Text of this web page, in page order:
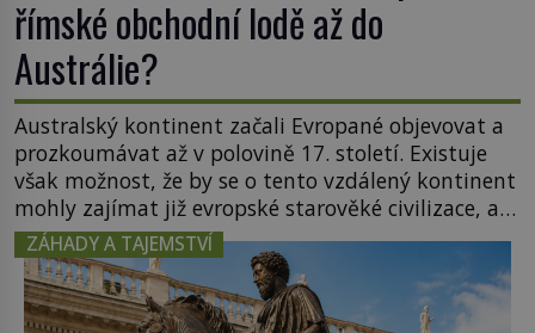
římské obchodní lodě až do
Austrálie?
Australský kontinent začali Evropané objevovat a
prozkoumávat až v polovině 17. století. Existuje
však možnost, že by se o tento vzdálený kontinent
mohly zajímat již evropské starověké civilizace, a
to o 15 století dříve? Již od starověku kartografové
zakreslovali do map záhadný kontinent Terra
Australis – Jižní zemi. Proč? Do jisté míry to byl
smysl pro […]
ZÁHADY A TAJEMSTVÍ